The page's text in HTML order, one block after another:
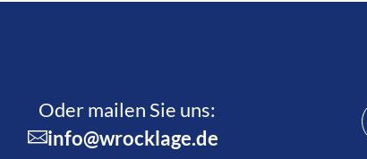
Oder mailen Sie uns:
info@wrocklage.de